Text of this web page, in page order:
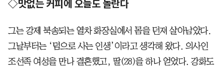
◇맛없는 커피에 오늘도 놀란다
그는 강제 북송되는 열차 화장실에서 몸을 던져 살아남았다.
그날부터는 ‘덤으로 사는 인생’이라고 생각해 왔다. 의사인
조선족 여성을 만나 결혼했고, 딸(28)을 하나 얻었다. 강화도